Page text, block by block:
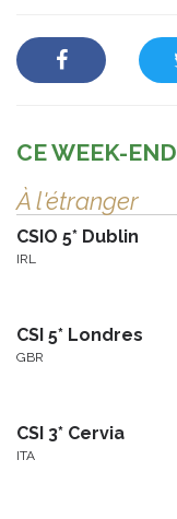
CE WEEK-END
À l'étranger
CSIO 5* Dublin
IRL
CSI 5* Londres
GBR
CSI 3* Cervia
ITA